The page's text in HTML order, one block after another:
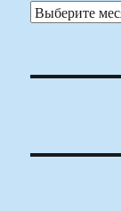
Архивы